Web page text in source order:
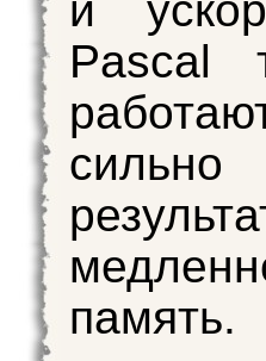
Pascal
память.